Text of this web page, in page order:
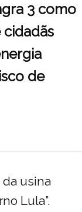
3 como
cidadãs
de
da usina
Lula”.